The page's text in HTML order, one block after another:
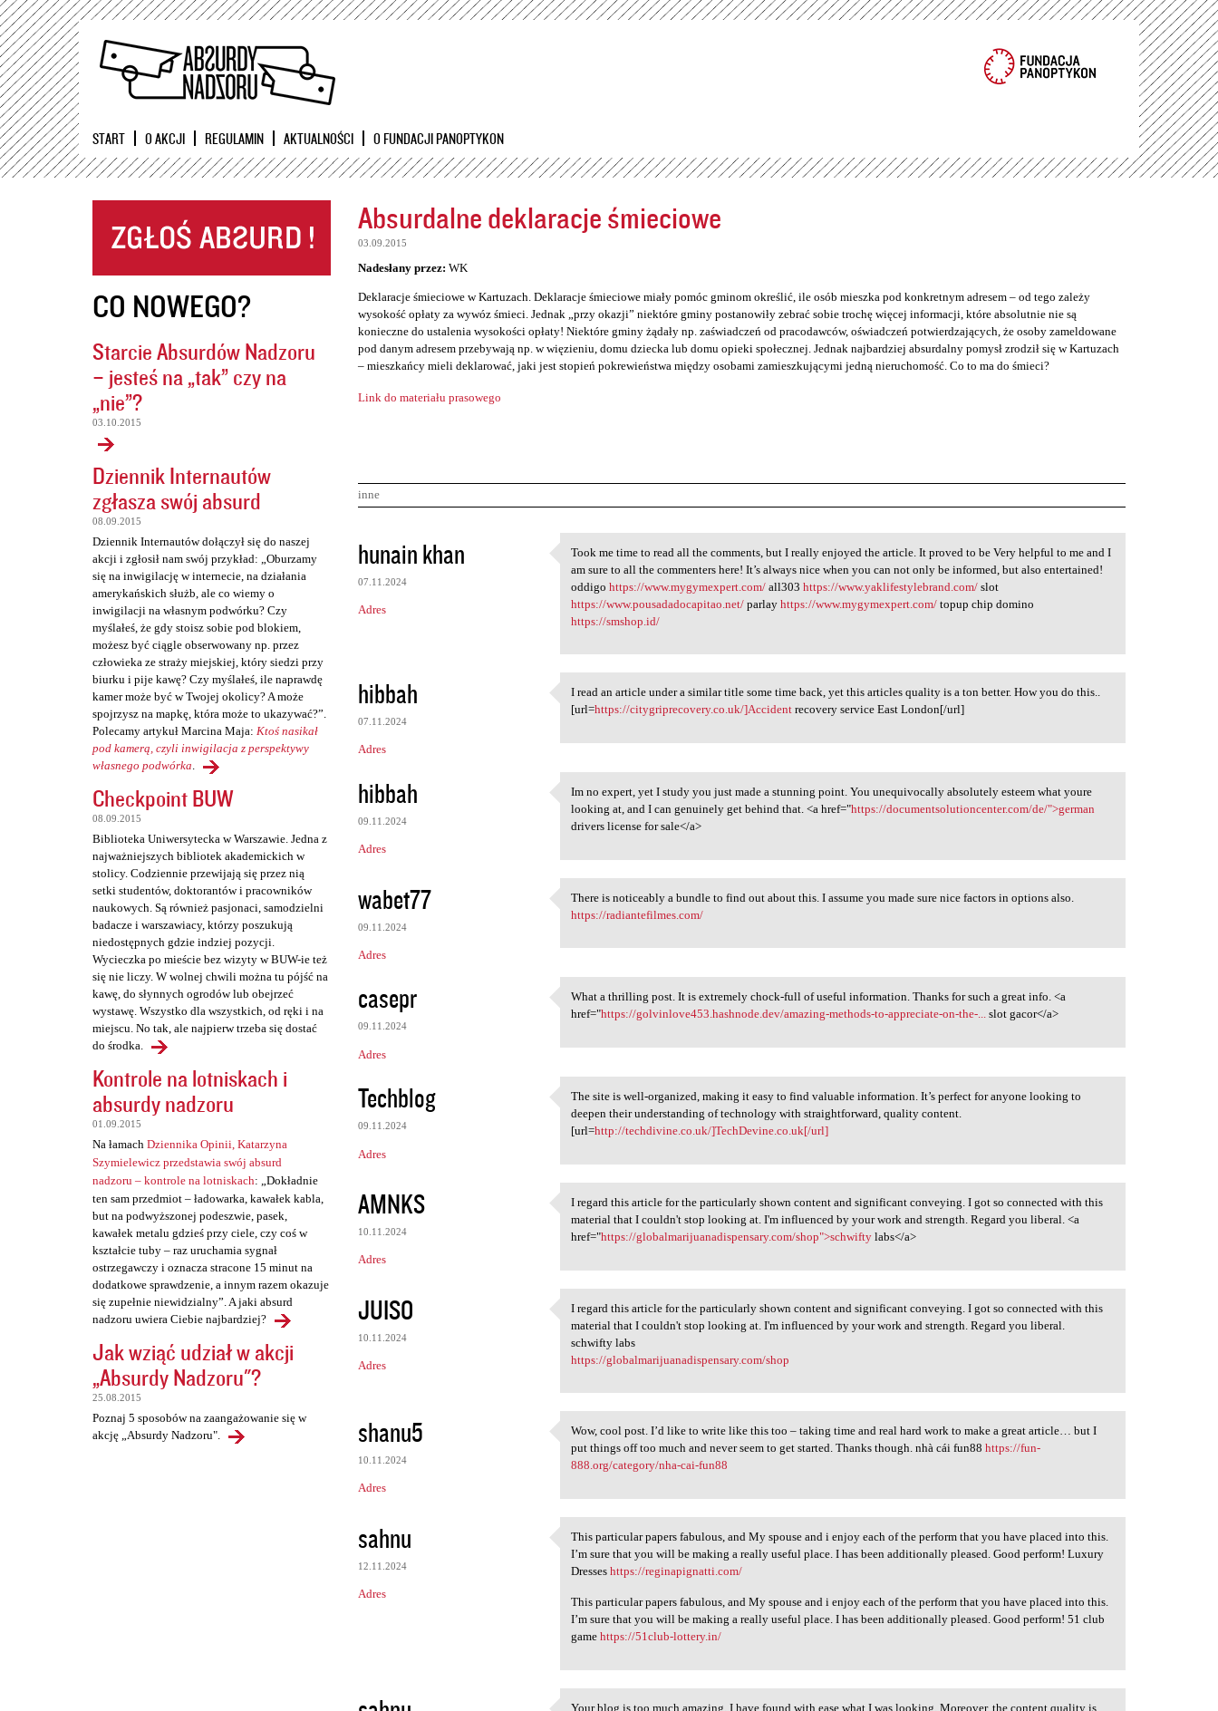
Przejdź
START O AKCJI REGULAMIN AKTUALNOŚCI O FUNDACJI PANOPTYKON
CO NOWEGO?
Starcie Absurdów Nadzoru
– jesteś na „tak” czy na
„nie”?
03.10.2015
Dziennik Internautów
zgłasza swój absurd
08.09.2015
Dziennik Internautów dołączył się do naszej
akcji i zgłosił nam swój przykład: „Oburzamy
się na inwigilację w internecie, na działania
amerykańskich służb, ale co wiemy o
inwigilacji na własnym podwórku? Czy
myślałeś, że gdy stoisz sobie pod blokiem,
możesz być ciągle obserwowany np. przez
człowieka ze straży miejskiej, który siedzi przy
biurku i pije kawę? Czy myślałeś, ile naprawdę
kamer może być w Twojej okolicy? A może
spojrzysz na mapkę, która może to ukazywać?”.
Polecamy artykuł Marcina Maja: Ktoś nasikał
pod kamerą, czyli inwigilacja z perspektywy
własnego podwórka.
Checkpoint BUW
08.09.2015
Biblioteka Uniwersytecka w Warszawie. Jedna z
najważniejszych bibliotek akademickich w
stolicy. Codziennie przewijają się przez nią
setki studentów, doktorantów i pracowników
naukowych. Są również pasjonaci, samodzielni
badacze i warszawiacy, którzy poszukują
niedostępnych gdzie indziej pozycji.
Wycieczka po mieście bez wizyty w BUW-ie też
się nie liczy. W wolnej chwili można tu pójść na
kawę, do słynnych ogrodów lub obejrzeć
wystawę. Wszystko dla wszystkich, od ręki i na
miejscu. No tak, ale najpierw trzeba się dostać
do środka.
Kontrole na lotniskach i
absurdy nadzoru
01.09.2015
Na łamach Dziennika Opinii, Katarzyna
Szymielewicz przedstawia swój absurd
nadzoru – kontrole na lotniskach: „Dokładnie
ten sam przedmiot – ładowarka, kawałek kabla,
but na podwyższonej podeszwie, pasek,
kawałek metalu gdzieś przy ciele, czy coś w
kształcie tuby – raz uruchamia sygnał
ostrzegawczy i oznacza stracone 15 minut na
dodatkowe sprawdzenie, a innym razem okazuje
się zupełnie niewidzialny”. A jaki absurd
nadzoru uwiera Ciebie najbardziej?
Jak wziąć udział w akcji
„Absurdy Nadzoru"?
25.08.2015
Poznaj 5 sposobów na zaangażowanie się w
akcję „Absurdy Nadzoru".
Absurdalne deklaracje śmieciowe
03.09.2015
Nadesłany przez: WK
Deklaracje śmieciowe w Kartuzach. Deklaracje śmieciowe miały pomóc gminom określić, ile osób mieszka pod konkretnym adresem – od tego zależy
wysokość opłaty za wywóz śmieci. Jednak „przy okazji” niektóre gminy postanowiły zebrać sobie trochę więcej informacji, które absolutnie nie są
konieczne do ustalenia wysokości opłaty! Niektóre gminy żądały np. zaświadczeń od pracodawców, oświadczeń potwierdzających, że osoby zameldowane
pod danym adresem przebywają np. w więzieniu, domu dziecka lub domu opieki społecznej. Jednak najbardziej absurdalny pomysł zrodził się w Kartuzach
– mieszkańcy mieli deklarować, jaki jest stopień pokrewieństwa między osobami zamieszkującymi jedną nieruchomość. Co to ma do śmieci?
Link do materiału prasowego
inne
K
o
m
e
a
r
z
hunain khan
07.11.2024
Adres
Took me time to read all the
Took me time to read all the comments, but I really enjoyed the article. It proved to be Very helpful to me and I
am sure to all the commenters here! It’s always nice when you can not only be informed, but also entertained!
oddigohttps://www.mygymexpert.com/ all303https://www.yaklifestylebrand.com/ slot
https://www.pousadadocapitao.net/ parlayhttps://www.mygymexpert.com/ topup chip domino
https://smshop.id/
hibbah
07.11.2024
Adres
I read an article under a
I read an article under a similar title some time back, yet this articles quality is a ton better. How you do this..
[url=https://citygriprecovery.co.uk/]Accident recovery service East London[/url]
hibbah
09.11.2024
Adres
Im no expert, yet I study you
Im no expert, yet I study you just made a stunning point. You unequivocally absolutely esteem what youre
looking at, and I can genuinely get behind that. <a href="https://documentsolutioncenter.com/de/">german
drivers license for sale</a>
wabet77
09.11.2024
Adres
There is noticeably a bundle
There is noticeably a bundle to find out about this. I assume you made sure nice factors in options also.
https://radiantefilmes.com/
casepr
09.11.2024
Adres
What a thrilling post. It is
What a thrilling post. It is extremely chock-full of useful information. Thanks for such a great info. <a
href="https://golvinlove453.hashnode.dev/amazing-methods-to-appreciate-on-the-... slot gacor</a>
Techblog
09.11.2024
Adres
The site is well-organized,
The site is well-organized, making it easy to find valuable information. It’s perfect for anyone looking to
deepen their understanding of technology with straightforward, quality content.
[url=http://techdivine.co.uk/]TechDevine.co.uk[/url]
AMNKS
10.11.2024
Adres
I regard this article for the
I regard this article for the particularly shown content and significant conveying. I got so connected with this
material that I couldn't stop looking at. I'm influenced by your work and strength. Regard you liberal. <a
href="https://globalmarijuanadispensary.com/shop">schwifty labs</a>
JUISO
10.11.2024
Adres
I regard this article for the
I regard this article for the particularly shown content and significant conveying. I got so connected with this
material that I couldn't stop looking at. I'm influenced by your work and strength. Regard you liberal.
schwifty labs
https://globalmarijuanadispensary.com/shop
shanu5
10.11.2024
Adres
Wow, cool post. I’d like to
Wow, cool post. I’d like to write like this too – taking time and real hard work to make a great article… but I
put things off too much and never seem to get started. Thanks though. nhà cái fun88https://fun-
888.org/category/nha-cai-fun88
sahnu
12.11.2024
Adres
This particular papers
This particular papers fabulous, and My spouse and i enjoy each of the perform that you have placed into this.
I’m sure that you will be making a really useful place. I has been additionally pleased. Good perform! Luxury
Dresseshttps://reginapignatti.com/
This particular papers fabulous, and My spouse and i enjoy each of the perform that you have placed into this.
I’m sure that you will be making a really useful place. I has been additionally pleased. Good perform! 51 club
gamehttps://51club-lottery.in/
Your blog is too much amazing. I have found with ease what I was looking. Moreover, the content quality is